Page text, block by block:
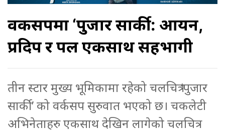
वर्कसपमा ‘पुजार सार्की: आर्यन,
प्रदिप र पल एकसाथ सहभागी
तीन स्टार मुख्य भूमिकामा रहेको चलचित्र ‘पुजार
सार्की’ को वर्कसप सुरुवात भएको छ। चकलेटी
अभिनेताहरु एकसाथ देखिन लागेको चलचित्र